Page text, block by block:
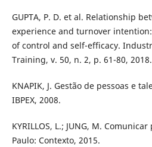
GUPTA, P. D. et al. Relationship
experience and turnover
of control and self-efficacy.
Training, v. 50, n. 2, p. 61-80, 2018.
KNAPIK, J. Gestão de pessoas e
IBPEX, 2008.
KYRILLOS, L.; JUNG, M.
Paulo: Contexto, 2015.